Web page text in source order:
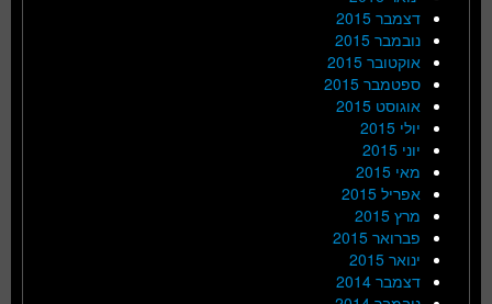
דצמבר 2015
נובמבר 2015
אוקטובר 2015
ספטמבר 2015
אוגוסט 2015
יולי 2015
יוני 2015
מאי 2015
אפריל 2015
מרץ 2015
פברואר 2015
ינואר 2015
דצמבר 2014